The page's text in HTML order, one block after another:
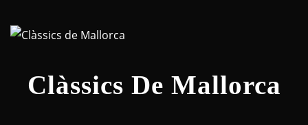
content
Clàssics De Mallorca